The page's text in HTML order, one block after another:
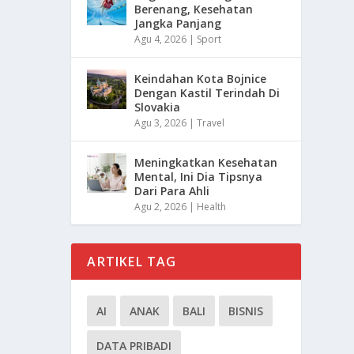
Berenang, Kesehatan
Jangka Panjang
Agu 4, 2026 | Sport
Keindahan Kota Bojnice
Dengan Kastil Terindah Di
Slovakia
Agu 3, 2026 |Travel
Meningkatkan Kesehatan
Mental, Ini Dia Tipsnya
Dari Para Ahli
Agu 2, 2026 | Health
ARTIKEL TAG
AI ANAK BALI BISNIS
DATA PRIBADI